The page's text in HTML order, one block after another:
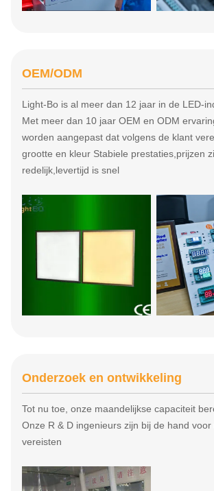
OEM/ODM
Light-Bo is al meer dan 12 jaar in de LED-
Met meer dan 10 jaar OEM en ODM
worden aangepast dat volgens de klant
grootte en kleur Stabiele prestaties,prijzen
redelijk,levertijd is snel
Onderzoek en ontwikkeling
Tot nu toe, onze maandelijkse capaciteit
Onze R & D ingenieurs zijn bij de hand
vereisten